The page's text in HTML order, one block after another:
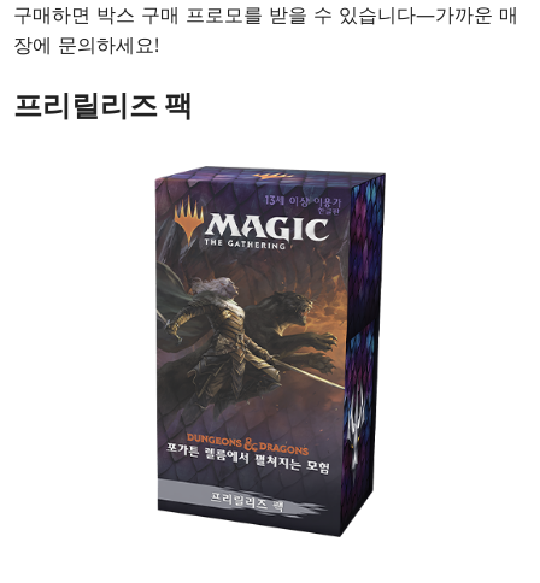
구매하면 박스 구매 프로모를 받을 수 있습니다—가까운 매
장에 문의하세요!
프리릴리즈 팩